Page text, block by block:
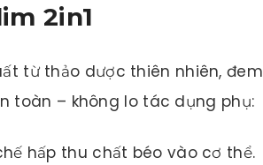
2in1
từ thảo dược thiên nhiên, đem
toàn – không lo tác dụng phụ:
hấp thu chất béo vào cơ thể.